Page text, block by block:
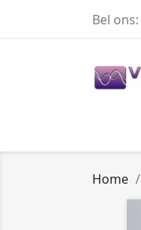
Bel ons:
Home